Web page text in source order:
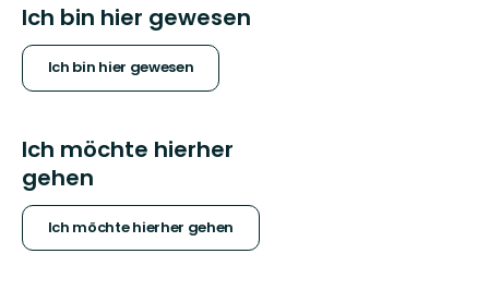
Ich bin hier gewesen
Ich bin hier gewesen
Ich möchte hierher
gehen
Ich möchte hierher gehen